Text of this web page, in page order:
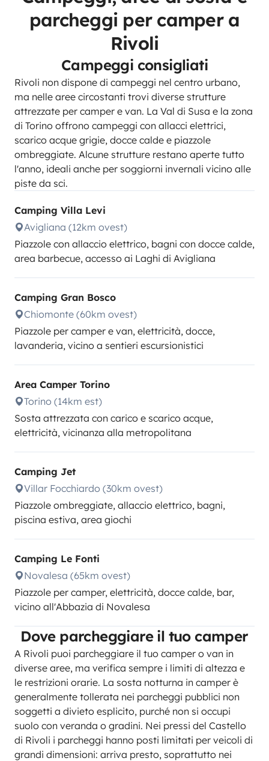
parcheggi per camper a
Rivoli
Campeggi consigliati
Rivoli non dispone di campeggi nel centro urbano,
ma nelle aree circostanti trovi diverse strutture
attrezzate per camper e van. La Val di Susa e la zona
di Torino offrono campeggi con allacci elettrici,
scarico acque grigie, docce calde e piazzole
ombreggiate. Alcune strutture restano aperte tutto
l'anno, ideali anche per soggiorni invernali vicino alle
piste da sci.
Camping Villa Levi
Avigliana (12km ovest)
Piazzole con allaccio elettrico, bagni con docce calde,
area barbecue, accesso ai Laghi di Avigliana
Camping Gran Bosco
Chiomonte (60km ovest)
Piazzole per camper e van, elettricità, docce,
lavanderia, vicino a sentieri escursionistici
Area Camper Torino
Torino (14km est)
Sosta attrezzata con carico e scarico acque,
elettricità, vicinanza alla metropolitana
Camping Jet
Villar Focchiardo (30km ovest)
Piazzole ombreggiate, allaccio elettrico, bagni,
piscina estiva, area giochi
Camping Le Fonti
Novalesa (65km ovest)
Piazzole per camper, elettricità, docce calde, bar,
vicino all'Abbazia di Novalesa
Dove parcheggiare il tuo camper
A Rivoli puoi parcheggiare il tuo camper o van in
diverse aree, ma verifica sempre i limiti di altezza e
le restrizioni orarie. La sosta notturna in camper è
generalmente tollerata nei parcheggi pubblici non
soggetti a divieto esplicito, purché non si occupi
suolo con veranda o gradini. Nei pressi del Castello
di Rivoli i parcheggi hanno posti limitati per veicoli di
grandi dimensioni: arriva presto, soprattutto nei